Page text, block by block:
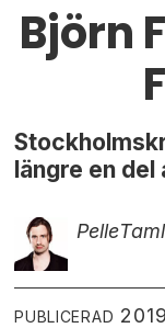
Björn
längre en del
Pelle
PUBLICERAD